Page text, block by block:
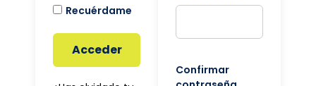
Recuérdame
Acceder
Confirmar